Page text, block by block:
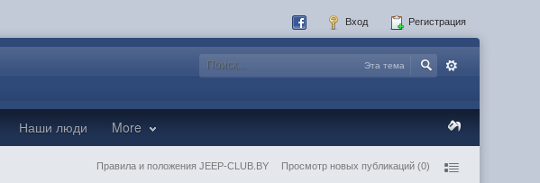
Вход Регистрация
Эта тема
Наши люди More
Правила и положения JEEP-CLUB.BY Просмотр новых публикаций (0)